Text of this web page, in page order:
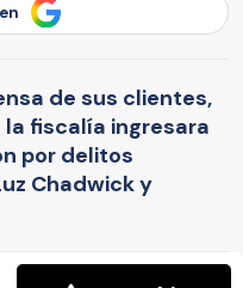
de sus clientes,
fiscalía ingresara
por delitos
Chadwick y